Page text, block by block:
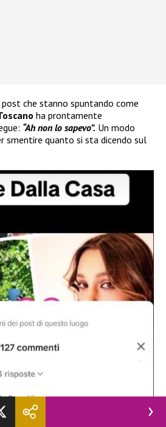
che stanno spuntando come
ha prontamente
“Ah non lo sapevo”. Un modo
smentire quanto si sta dicendo sul